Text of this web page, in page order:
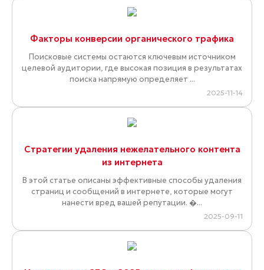
Факторы конверсии органического трафика
Поисковые системы остаются ключевым источником
целевой аудитории, где высокая позиция в результатах
поиска напрямую определяет ...
2025-11-14
Стратегии удаления нежелательного контента
из интернета
В этой статье описаны эффективные способы удаления
страниц и сообщений в интернете, которые могут
нанести вред вашей репутации. �...
2025-09-11